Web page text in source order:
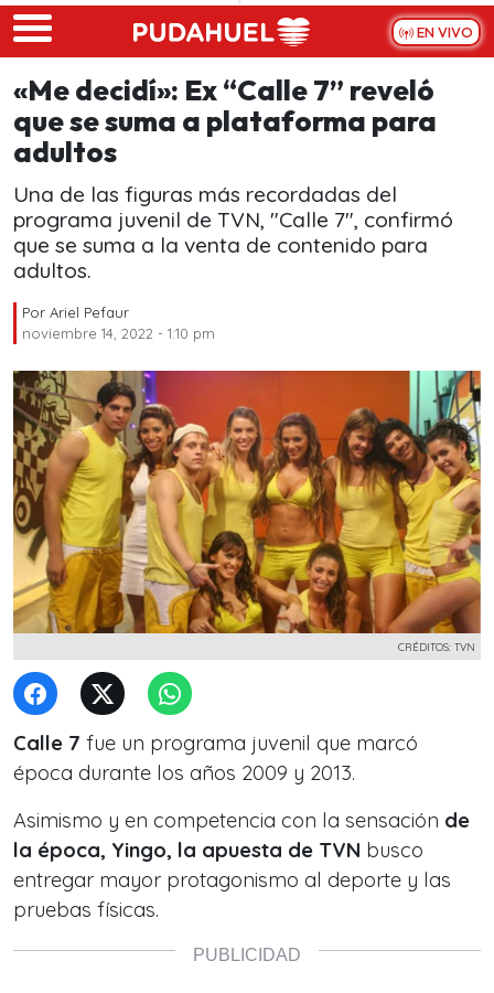
Skip to main content
EN VIVO
«Me decidí»: Ex “Calle 7” reveló
que se suma a plataforma para
adultos
Una de las figuras más recordadas del
programa juvenil de TVN, "Calle 7", confirmó
que se suma a la venta de contenido para
adultos.
Por Ariel Pefaur
noviembre 14, 2022 - 1:10 pm
CRÉDITOS: TVN
Calle 7 fue un programa juvenil que marcó
época durante los años 2009 y 2013.
Asimismo y en competencia con la sensación de
la época, Yingo, la apuesta de TVN busco
entregar mayor protagonismo al deporte y las
pruebas físicas.